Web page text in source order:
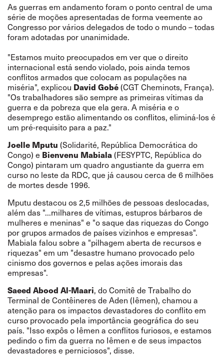
As guerras em andamento foram o ponto central de uma
série de moções apresentadas de forma veemente ao
Congresso por vários delegados de todo o mundo – todas
foram adotadas por unanimidade.
"Estamos muito preocupados em ver que o direito
internacional está sendo violado, pois ainda temos
conflitos armados que colocam as populações na
miséria", explicou David Gobé(CGT Cheminots, França).
"Os trabalhadores são sempre as primeiras vítimas da
guerra e da pobreza que ela gera. A miséria e o
desemprego estão alimentando os conflitos, eliminá-los é
um pré-requisito para a paz."
Joelle Mputu (Solidarité, República Democrática do
Congo) e Bienvenu Mabiala(FESYPTC, República do
Congo) pintaram um quadro angustiante da guerra em
curso no leste da RDC, que já causou cerca de 6 milhões
de mortes desde 1996.
Mputu destacou os 2,5 milhões de pessoas deslocadas,
além das "...milhares de vítimas, estupros bárbaros de
mulheres e meninas" e "o saque das riquezas do Congo
por grupos armados de países vizinhos e empresas".
Mabiala falou sobre a "pilhagem aberta de recursos e
riquezas" em um "desastre humano provocado pelo
cinismo dos governos e pelas ações imorais das
empresas".
Saeed Abood Al-Maari, do Comitê de Trabalho do
Terminal de Contêineres de Aden (Iêmen), chamou a
atenção para os impactos devastadores do conflito em
curso provocado pela importância geográfica do seu
país. "Isso expôs o Iêmen a conflitos furiosos, e estamos
pedindo o fim da guerra no Iêmen e de seus impactos
devastadores e perniciosos", disse.